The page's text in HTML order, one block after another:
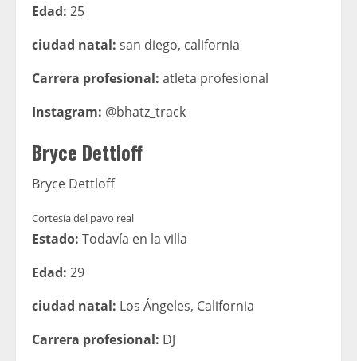
Edad: 25
ciudad natal: san diego, california
Carrera profesional: atleta profesional
Instagram: @bhatz_track
Bryce Dettloff
Bryce Dettloff
Cortesía del pavo real
Estado: Todavía en la villa
Edad: 29
ciudad natal: Los Ángeles, California
Carrera profesional: DJ